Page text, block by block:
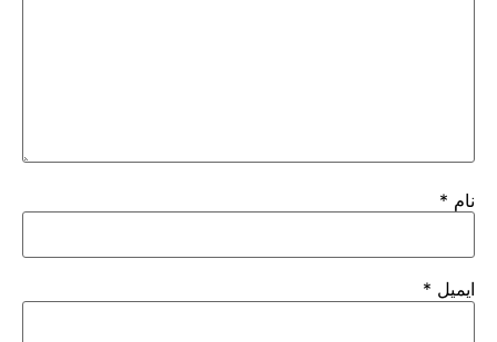
نام *
ایمیل *